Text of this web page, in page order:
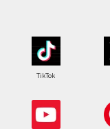
TikTok